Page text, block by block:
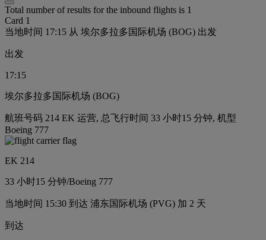
Total number of results for the inbound flights is 1
Card 1
当地时间 17:15 从 埃尔多拉多国际机场 (BOG) 出发
出发
17:15
埃尔多拉多国际机场 (BOG)
航班号码 214 EK 运营, 总飞行时间 33 小时15 分钟, 机型
Boeing 777
EK 214
33 小时15 分钟/Boeing 777
当地时间 15:30 到达 浦东国际机场 (PVG) 加 2 天
到达